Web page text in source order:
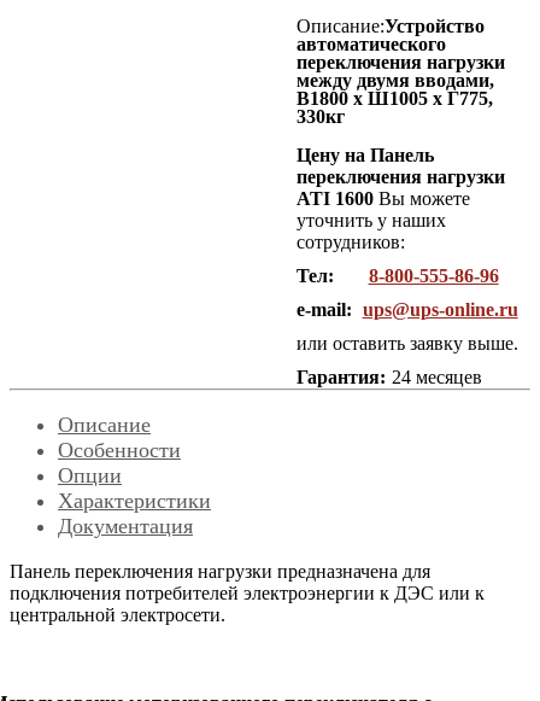
Описание:Устройство
автоматического
переключения нагрузки
между двумя вводами,
В1800 x Ш1005 x Г775,
330кг
Цену на Панель
переключения нагрузки
ATI 1600 Вы можете
уточнить у наших
сотрудников:
Тел:
8-800-555-86-96
e-mail: ups@ups-online.ru
или оставить заявку выше.
Гарантия: 24 месяцев
Описание
Особенности
Опции
Характеристики
Документация
Панель переключения нагрузки предназначена для
подключения потребителей электроэнергии к ДЭС или к
центральной электросети.